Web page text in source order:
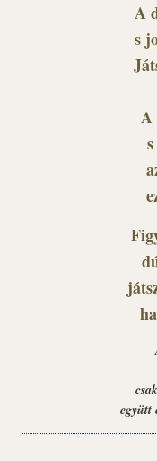
A
s
A
együtt